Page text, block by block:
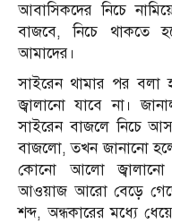
আবাসিকদের নিচে
বাজবে, নিচে থাকতে
আমাদের।
সাইরেন থামার পর বলা
জ্বালানো যাবে না।
সাইরেন বাজলে নিচে
বাজলো, তখন জানানো
কোনো আলো জ্বালানো
আওয়াজ আরো বেড়ে
শব্দ, অন্ধকারের মধ্যে